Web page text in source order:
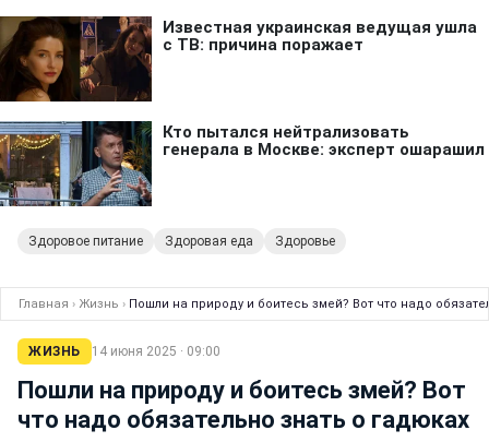
Здоровое питание Здоровая еда Здоровье
Главная › Жизнь › Пошли на природу и боитесь змей? Вот что надо
ЖИЗНЬ 14 июня 2025 · 09:00
Пошли на природу и боитесь змей? Вот
что надо обязательно знать о гадюках